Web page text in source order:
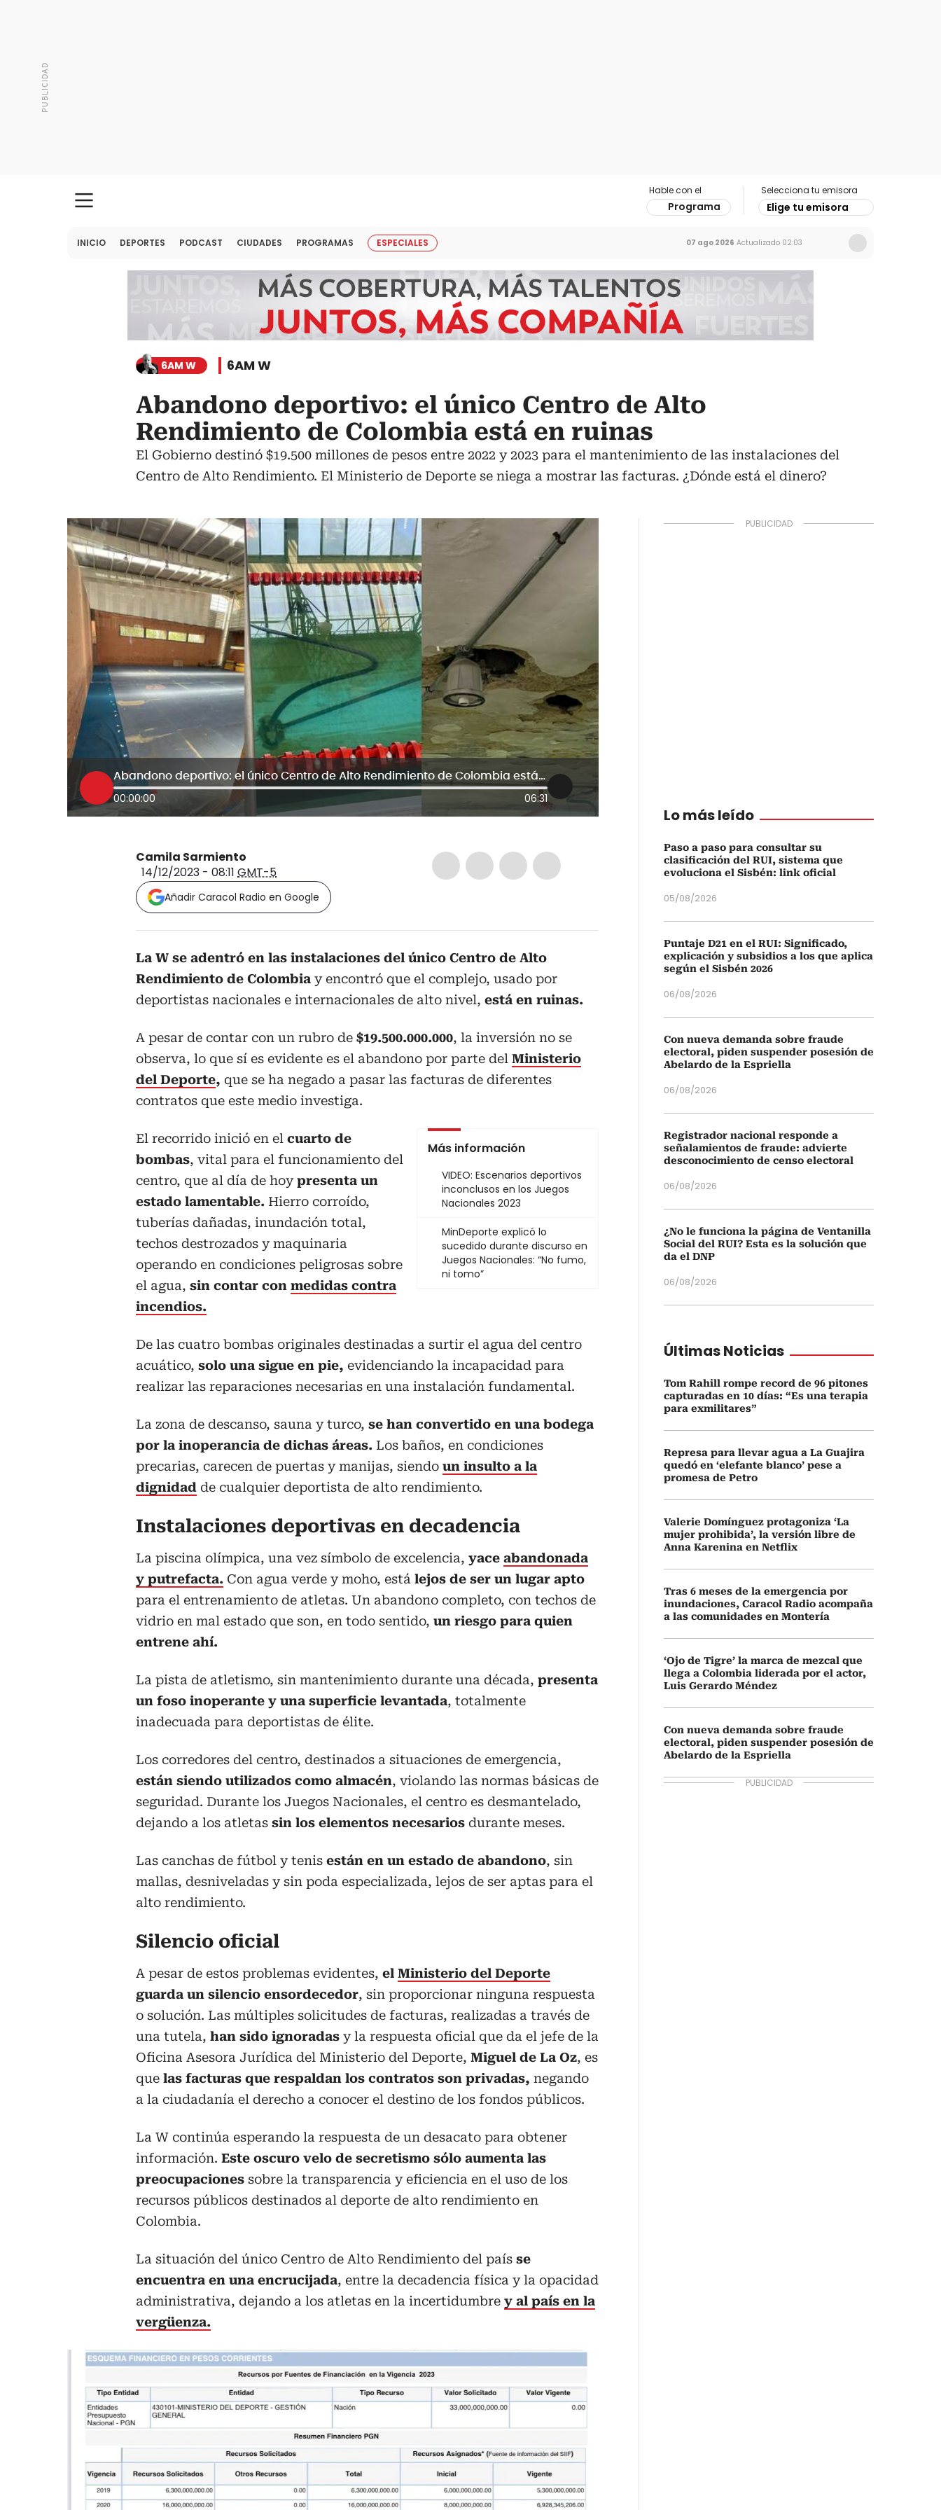
Hable con el
Programa
Selecciona tu emisora
Elige tu emisora
INICIO DEPORTES PODCAST CIUDADES PROGRAMAS ESPECIALES 07 ago 2026 Actualizado 02:03
6AM W 6AM W
Abandono deportivo: el único Centro de Alto
Rendimiento de Colombia está en ruinas
El Gobierno destinó $19.500 millones de pesos entre 2022 y 2023 para el mantenimiento de las instalaciones del
Centro de Alto Rendimiento. El Ministerio de Deporte se niega a mostrar las facturas. ¿Dónde está el dinero?
Abandono deportivo: el único Centro de Alto Rendimiento de Colombia está en ruinas
00:00:00 06:31
Camila Sarmiento
14/12/2023 - 08:11 GMT-5
Añadir Caracol Radio en Google
La W se adentró en las instalaciones del único Centro de Alto
Rendimiento de Colombia y encontró que el complejo, usado por
deportistas nacionales e internacionales de alto nivel, está en ruinas.
A pesar de contar con un rubro de $19.500.000.000, la inversión no se
observa, lo que sí es evidente es el abandono por parte del Ministerio
del Deporte, que se ha negado a pasar las facturas de diferentes
contratos que este medio investiga.
Más información
VIDEO: Escenarios deportivos
inconclusos en los Juegos
Nacionales 2023
MinDeporte explicó lo
sucedido durante discurso en
Juegos Nacionales: “No fumo,
ni tomo”
El recorrido inició en el cuarto de
bombas, vital para el funcionamiento del
centro, que al día de hoypresenta un
estado lamentable. Hierro corroído,
tuberías dañadas, inundación total,
techos destrozados y maquinaria
operando en condiciones peligrosas sobre
el agua, sin contar con medidas contra
incendios.
De las cuatro bombas originales destinadas a surtir el agua del centro
acuático, solo una sigue en pie, evidenciando la incapacidad para
realizar las reparaciones necesarias en una instalación fundamental.
La zona de descanso, sauna y turco, se han convertido en una bodega
por la inoperancia de dichas áreas. Los baños, en condiciones
precarias, carecen de puertas y manijas, siendo un insulto a la
dignidad de cualquier deportista de alto rendimiento.
Instalaciones deportivas en decadencia
La piscina olímpica, una vez símbolo de excelencia, yace abandonada
y putrefacta. Con agua verde y moho, está lejos de ser un lugar apto
para el entrenamiento de atletas. Un abandono completo, con techos de
vidrio en mal estado que son, en todo sentido, un riesgo para quien
entrene ahí.
La pista de atletismo, sin mantenimiento durante una década, presenta
un foso inoperante y una superficie levantada, totalmente
inadecuada para deportistas de élite.
Los corredores del centro, destinados a situaciones de emergencia,
están siendo utilizados como almacén, violando las normas básicas de
seguridad. Durante los Juegos Nacionales, el centro es desmantelado,
dejando a los atletas sin los elementos necesarios durante meses.
Las canchas de fútbol y tenis están en un estado de abandono, sin
mallas, desniveladas y sin poda especializada, lejos de ser aptas para el
alto rendimiento.
Silencio oficial
A pesar de estos problemas evidentes, el Ministerio del Deporte
guarda un silencio ensordecedor, sin proporcionar ninguna respuesta
o solución. Las múltiples solicitudes de facturas, realizadas a través de
una tutela, han sido ignoradas y la respuesta oficial que da el jefe de la
Oficina Asesora Jurídica del Ministerio del Deporte, Miguel de La Oz, es
que las facturas que respaldan los contratos son privadas, negando
a la ciudadanía el derecho a conocer el destino de los fondos públicos.
La W continúa esperando la respuesta de un desacato para obtener
información. Este oscuro velo de secretismo sólo aumenta las
preocupaciones sobre la transparencia y eficiencia en el uso de los
recursos públicos destinados al deporte de alto rendimiento en
Colombia.
La situación del único Centro de Alto Rendimiento del país se
encuentra en una encrucijada, entre la decadencia física y la opacidad
administrativa, dejando a los atletas en la incertidumbre y al país en la
vergüenza.
Lo más leído
Paso a paso para consultar su
clasificación del RUI, sistema que
evoluciona el Sisbén: link oficial
05/08/2026
Puntaje D21 en el RUI: Significado,
explicación y subsidios a los que aplica
según el Sisbén 2026
06/08/2026
Con nueva demanda sobre fraude
electoral, piden suspender posesión de
Abelardo de la Espriella
06/08/2026
Registrador nacional responde a
señalamientos de fraude: advierte
desconocimiento de censo electoral
06/08/2026
¿No le funciona la página de Ventanilla
Social del RUI? Esta es la solución que
da el DNP
06/08/2026
Últimas Noticias
Tom Rahill rompe record de 96 pitones
capturadas en 10 días: “Es una terapia
para exmilitares”
Represa para llevar agua a La Guajira
quedó en ‘elefante blanco’ pese a
promesa de Petro
Valerie Domínguez protagoniza ‘La
mujer prohibida’, la versión libre de
Anna Karenina en Netflix
Tras 6 meses de la emergencia por
inundaciones, Caracol Radio acompaña
a las comunidades en Montería
‘Ojo de Tigre’ la marca de mezcal que
llega a Colombia liderada por el actor,
Luis Gerardo Méndez
Con nueva demanda sobre fraude
electoral, piden suspender posesión de
Abelardo de la Espriella